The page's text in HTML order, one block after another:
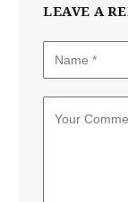
LEAVE A